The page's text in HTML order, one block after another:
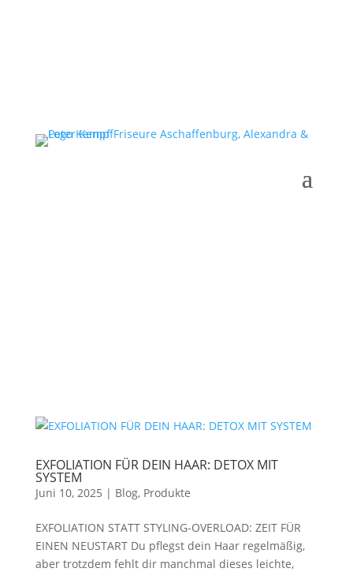
EXFOLIATION FÜR DEIN HAAR: DETOX MIT
SYSTEM
Juni 10, 2025 | Blog, Produkte
EXFOLIATION STATT STYLING-OVERLOAD: ZEIT FÜR
EINEN NEUSTART Du pflegst dein Haar regelmäßig,
aber trotzdem fehlt dir manchmal dieses leichte,